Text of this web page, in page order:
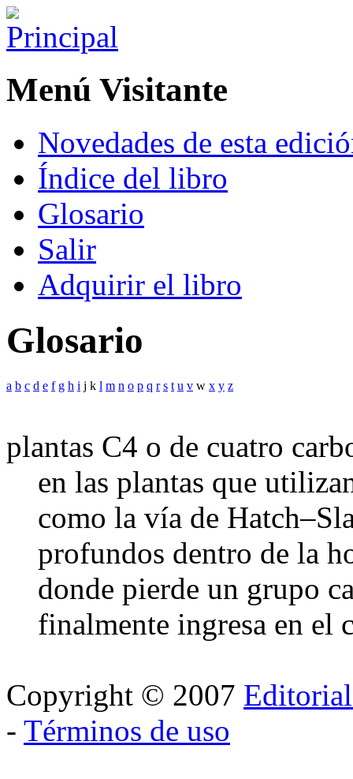
Menú Visitante
Novedades de esta
Índice del libro
Glosario
Salir
Adquirir el libro
Glosario
a b c d e f g h i j k l m n o p q r s t u v w x y z
plantas C4 o de cuatro
en las plantas que
como la vía de
profundos dentro de la
donde pierde un grupo
finalmente ingresa en el
Copyright © 2007
- Términos de uso